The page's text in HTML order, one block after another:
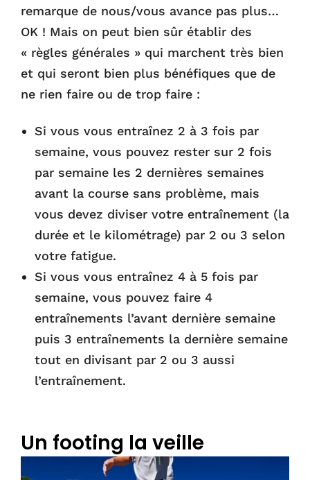
remarque de nous/vous avance pas plus…
OK ! Mais on peut bien sûr établir des
« règles générales » qui marchent très bien
et qui seront bien plus bénéfiques que de
ne rien faire ou de trop faire :
Si vous vous entraînez 2 à 3 fois par
semaine, vous pouvez rester sur 2 fois
par semaine les 2 dernières semaines
avant la course sans problème, mais
vous devez diviser votre entraînement (la
durée et le kilométrage) par 2 ou 3 selon
votre fatigue.
Si vous vous entraînez 4 à 5 fois par
semaine, vous pouvez faire 4
entraînements l’avant dernière semaine
puis 3 entraînements la dernière semaine
tout en divisant par 2 ou 3 aussi
l’entraînement.
Un footing la veille